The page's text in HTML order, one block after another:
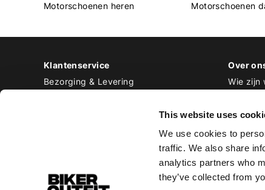
This website uses
We use cookies to
traffic. We also share
analytics partners who
they’ve collected from
Motorschoenen heren
Motorschoenen
Klantenservice
Bezorging & Levering
Privacy Policy
Over
Wie zijn
Werken